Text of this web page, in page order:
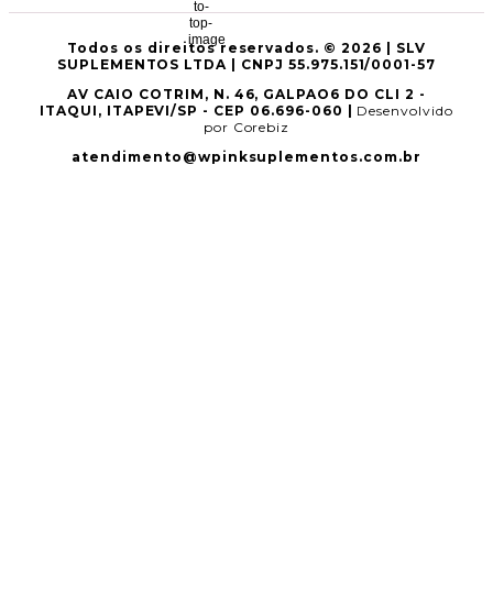
Todos os direitos reservados. © 2026 | SLV
SUPLEMENTOS LTDA | CNPJ 55.975.151/0001-57
AV CAIO COTRIM, N. 46, GALPAO6 DO CLI 2 -
ITAQUI, ITAPEVI/SP - CEP 06.696-060 | Desenvolvido
por Corebiz
atendimento@wpinksuplementos.com.br